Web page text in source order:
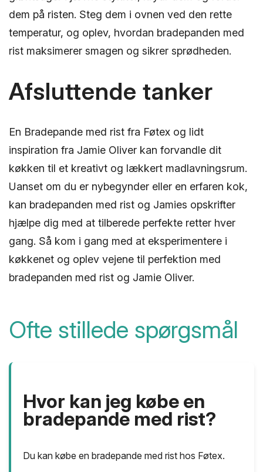
dem på risten. Steg dem i ovnen ved den rette
temperatur, og oplev, hvordan bradepanden med
rist maksimerer smagen og sikrer sprødheden.
Afsluttende tanker
En Bradepande med rist fra Føtex og lidt
inspiration fra Jamie Oliver kan forvandle dit
køkken til et kreativt og lækkert madlavningsrum.
Uanset om du er nybegynder eller en erfaren kok,
kan bradepanden med rist og Jamies opskrifter
hjælpe dig med at tilberede perfekte retter hver
gang. Så kom i gang med at eksperimentere i
køkkenet og oplev vejene til perfektion med
bradepanden med rist og Jamie Oliver.
Ofte stillede spørgsmål
Hvor kan jeg købe en
bradepande med rist?
Du kan købe en bradepande med rist hos Føtex.